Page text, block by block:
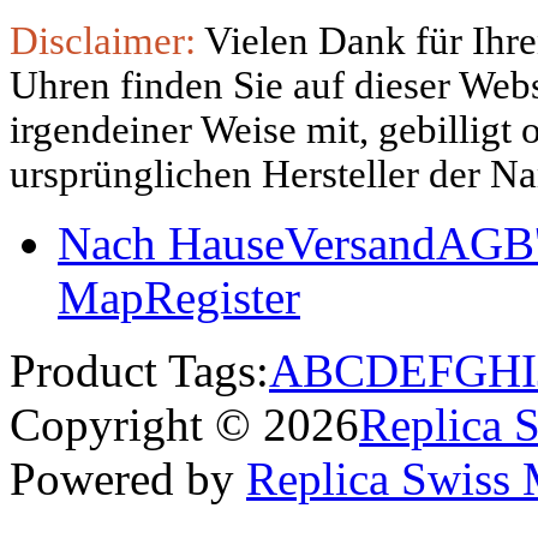
Disclaimer: Vielen Dank für
Uhren finden Sie auf dieser
irgendeiner Weise mit, gebilligt
ursprünglichen Hersteller der
Nach HauseVersand
MapRegister
Product Tags:ABCDEFGHI
Copyright © 2026Replica
Powered by Replica Swiss